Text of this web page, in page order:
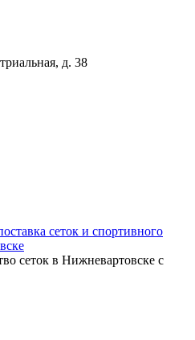
д. 38
сеток в Нижневартовске с